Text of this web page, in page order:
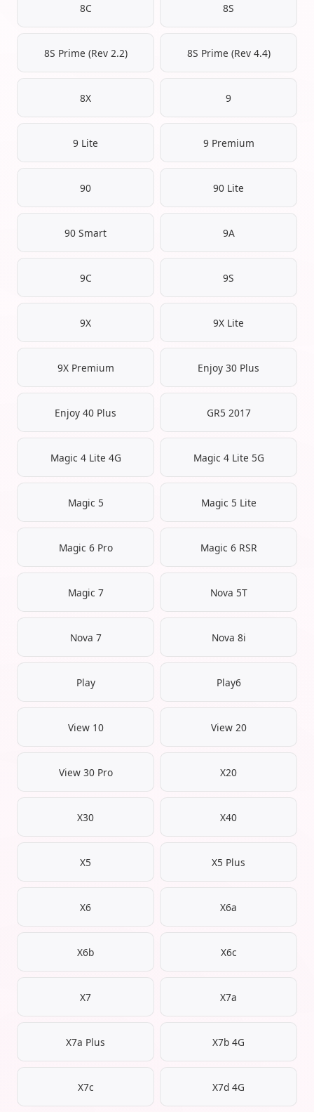
8C 8S
8S Prime (Rev 2.2) 8S Prime (Rev 4.4)
8X 9
9 Lite 9 Premium
90 90 Lite
90 Smart 9A
9C 9S
9X 9X Lite
9X Premium Enjoy 30 Plus
Enjoy 40 Plus GR5 2017
Magic 4 Lite 4G Magic 4 Lite 5G
Magic 5 Magic 5 Lite
Magic 6 Pro Magic 6 RSR
Magic 7 Nova 5T
Nova 7 Nova 8i
Play Play6
View 10 View 20
View 30 Pro X20
X30 X40
X5 X5 Plus
X6 X6a
X6b X6c
X7 X7a
X7a Plus X7b 4G
X7c X7d 4G